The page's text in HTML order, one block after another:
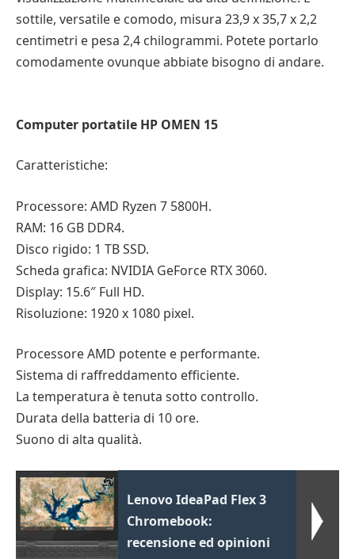
sottile, versatile e comodo, misura 23,9 x 35,7 x 2,2
centimetri e pesa 2,4 chilogrammi. Potete portarlo
comodamente ovunque abbiate bisogno di andare.
Computer portatile HP OMEN 15
Caratteristiche:
Processore: AMD Ryzen 7 5800H.
RAM: 16 GB DDR4.
Disco rigido: 1 TB SSD.
Scheda grafica: NVIDIA GeForce RTX 3060.
Display: 15.6″ Full HD.
Risoluzione: 1920 x 1080 pixel.
Processore AMD potente e performante.
Sistema di raffreddamento efficiente.
La temperatura è tenuta sotto controllo.
Durata della batteria di 10 ore.
Suono di alta qualità.
Lenovo IdeaPad Flex 3
Chromebook:
recensione ed opinioni